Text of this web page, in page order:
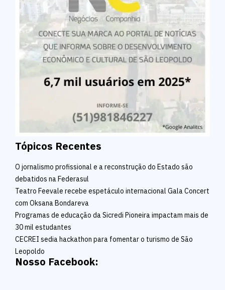
Tópicos Recentes
O jornalismo profissional e a reconstrução do Estado são
debatidos na Federasul
Teatro Feevale recebe espetáculo internacional Gala Concert
com Oksana Bondareva
Programas de educação da Sicredi Pioneira impactam mais de
30 mil estudantes
CECREI sedia hackathon para fomentar o turismo de São
Leopoldo
Nosso Facebook: